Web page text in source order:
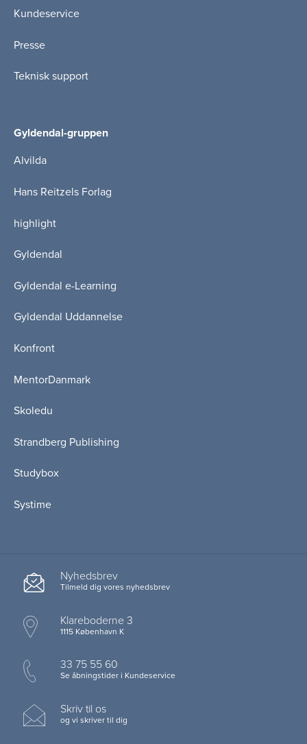
Kundeservice
Presse
Teknisk support
Gyldendal-gruppen
Alvilda
Hans Reitzels Forlag
highlight
Gyldendal
Gyldendal e-Learning
Gyldendal Uddannelse
Konfront
MentorDanmark
Skoledu
Strandberg Publishing
Studybox
Systime
Nyhedsbrev
Tilmeld dig vores nyhedsbrev
Klareboderne 3
1115 København K
33 75 55 60
Se åbningstider i Kundeservice
Skriv til os
og vi skriver til dig